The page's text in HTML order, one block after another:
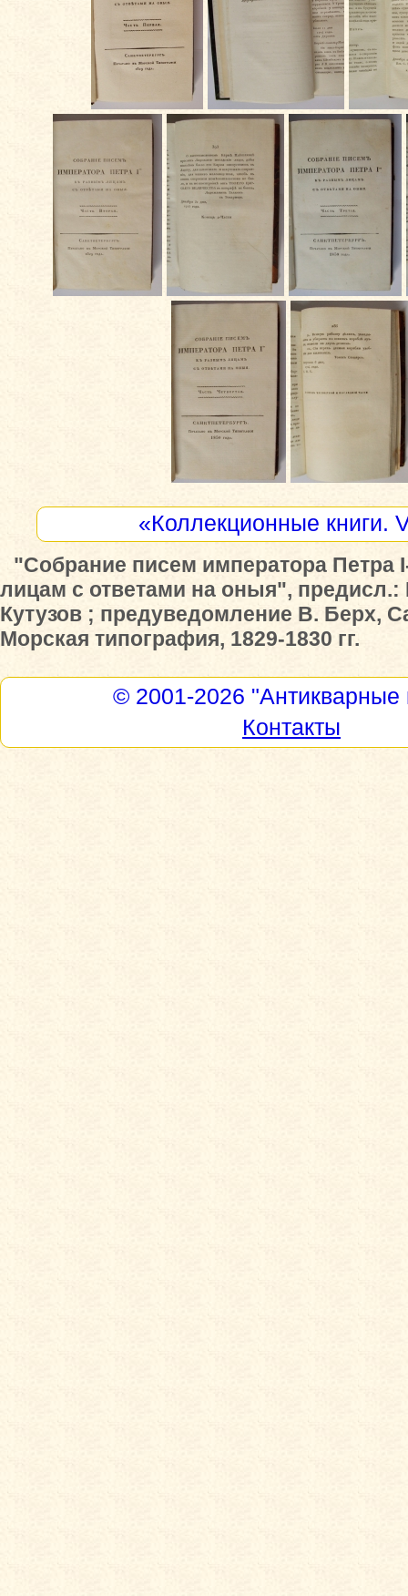
«Коллекционные книги.
"Собрание писем императора Петра
лицам с ответами на оныя", предисл.:
Кутузов ; предуведомление В. Берх,
Морская типография, 1829-1830 гг.
© 2001-2026 "Антикварные
Контакты